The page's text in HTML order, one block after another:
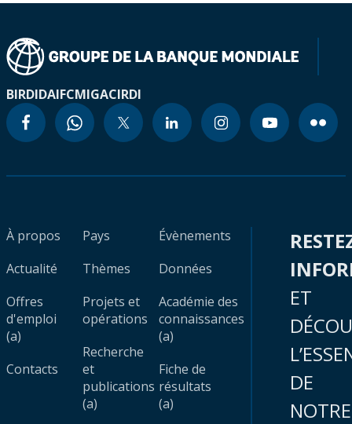
BIRDIDAIFCMIGACIRDI
À propos
Actualité
Offres
d'emploi
(a)
Contacts
Pays
Thèmes
Projets et
opérations
Recherche
et
publications
(a)
Évènements
Données
Académie des
connaissances
(a)
Fiche de
résultats
(a)
ET
DE
NOTRE